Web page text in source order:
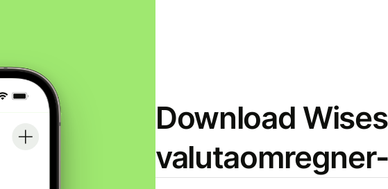
Download